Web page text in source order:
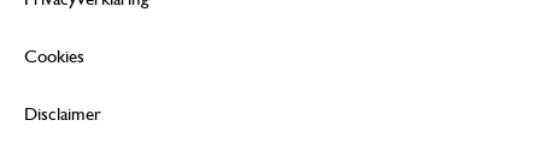
Cookies
Disclaimer